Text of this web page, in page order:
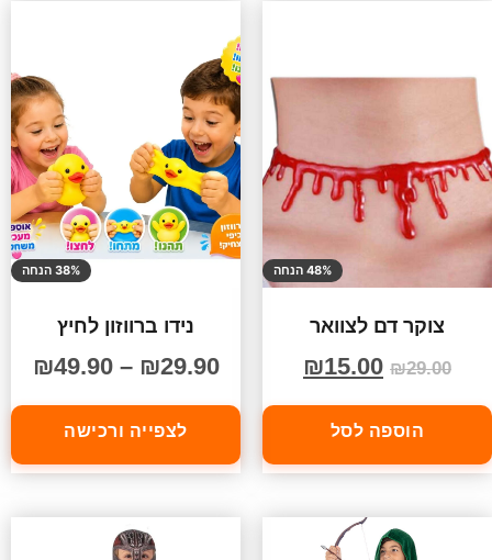
48% הנחה
צוקר דם לצוואר
₪29.00
₪15.00
הוספה לסל
38% הנחה
נידו ברווזון לחיץ
₪29.90
–
₪49.90
לצפייה ורכישה